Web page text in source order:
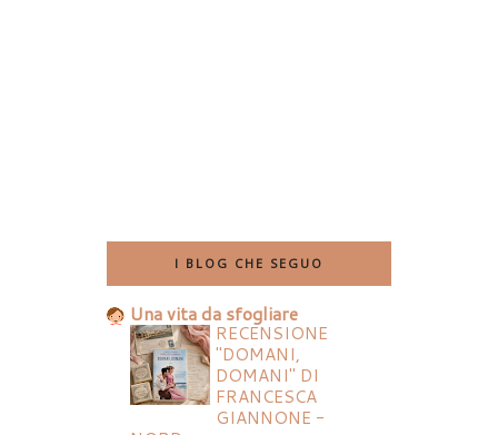
I BLOG CHE SEGUO
Una vita da sfogliare
RECENSIONE
"DOMANI,
DOMANI" DI
FRANCESCA
GIANNONE -